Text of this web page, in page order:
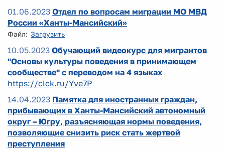
01.06.2023 Отдел по вопросам миграции МО МВД
России «Ханты-Мансийский»
Файл: Загрузить
10.05.2023 Обучающий видеокурс для мигрантов
"Основы культуры поведения в принимающем
сообществе" с переводом на 4 языках
https://clck.ru/Yve7P
14.04.2023 Памятка для иностранных граждан,
прибывающих в Ханты-Мансийский автономный
округ – Югру, разъясняющая нормы поведения,
позволяющие снизить риск стать жертвой
преступления